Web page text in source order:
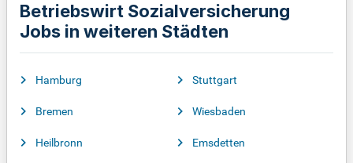
Betriebswirt Sozialversicherung
Jobs in weiteren Städten
Hamburg
Bremen
Heilbronn
Stuttgart
Wiesbaden
Emsdetten